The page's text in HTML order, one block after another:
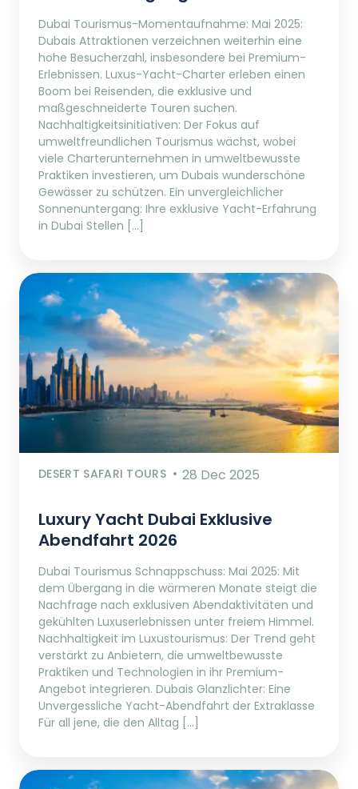
Dubai Tourismus-Momentaufnahme: Mai 2025:
Dubais Attraktionen verzeichnen weiterhin eine
hohe Besucherzahl, insbesondere bei Premium-
Erlebnissen. Luxus-Yacht-Charter erleben einen
Boom bei Reisenden, die exklusive und
maßgeschneiderte Touren suchen.
Nachhaltigkeitsinitiativen: Der Fokus auf
umweltfreundlichen Tourismus wächst, wobei
viele Charterunternehmen in umweltbewusste
Praktiken investieren, um Dubais wunderschöne
Gewässer zu schützen. Ein unvergleichlicher
Sonnenuntergang: Ihre exklusive Yacht-Erfahrung
in Dubai Stellen […]
DESERT SAFARI TOURS 28 Dec 2025
Luxury Yacht Dubai Exklusive
Abendfahrt 2026
Dubai Tourismus Schnappschuss: Mai 2025: Mit
dem Übergang in die wärmeren Monate steigt die
Nachfrage nach exklusiven Abendaktivitäten und
gekühlten Luxuserlebnissen unter freiem Himmel.
Nachhaltigkeit im Luxustourismus: Der Trend geht
verstärkt zu Anbietern, die umweltbewusste
Praktiken und Technologien in ihr Premium-
Angebot integrieren. Dubais Glanzlichter: Eine
Unvergessliche Yacht-Abendfahrt der Extraklasse
Für all jene, die den Alltag […]